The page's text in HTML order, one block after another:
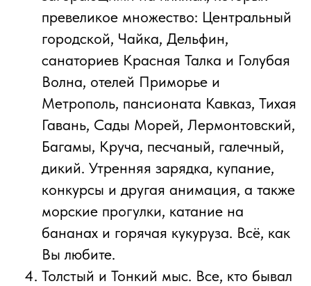
превеликое множество: Центральный
городской, Чайка, Дельфин,
санаториев Красная Талка и Голубая
Волна, отелей Приморье и
Метрополь, пансионата Кавказ, Тихая
Гавань, Сады Морей, Лермонтовский,
Багамы, Круча, песчаный, галечный,
дикий. Утренняя зарядка, купание,
конкурсы и другая анимация, а также
морские прогулки, катание на
бананах и горячая кукуруза. Всё, как
Вы любите.
Толстый и Тонкий мыс. Все, кто бывал